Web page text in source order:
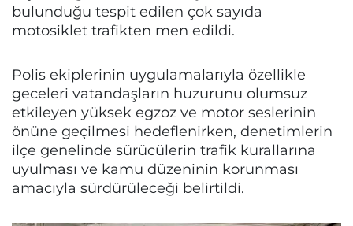
bulunduğu tespit edilen çok sayıda
motosiklet trafikten men edildi.
Polis ekiplerinin uygulamalarıyla özellikle
geceleri vatandaşların huzurunu olumsuz
etkileyen yüksek egzoz ve motor seslerinin
önüne geçilmesi hedeflenirken, denetimlerin
ilçe genelinde sürücülerin trafik kurallarına
uyulması ve kamu düzeninin korunması
amacıyla sürdürüleceği belirtildi.